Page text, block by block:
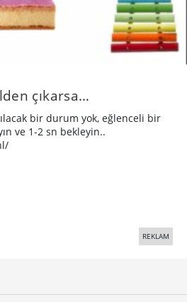
çıkarsa…
bir durum yok, eğlenceli bir
ve 1-2 sn bekleyin..
REKLAM